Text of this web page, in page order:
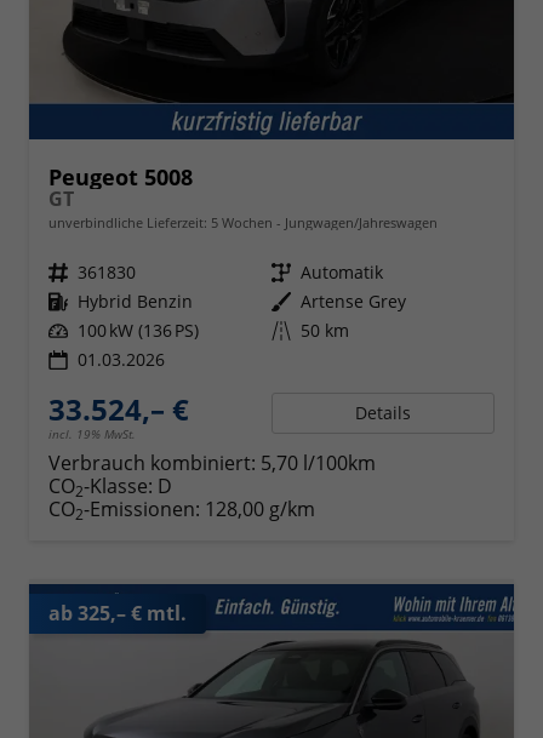
Peugeot 5008
GT
unverbindliche Lieferzeit: 5 Wochen Jungwagen/Jahreswagen
Fahrzeugnr. 361830 Getriebe Automatik
Kraftstoff Hybrid Benzin Außenfarbe Artense Grey
Leistung 100 kW (136 PS) Kilometerstand 50 km
01.03.2026
33.524,– €
incl. 19% MwSt.
Details
Verbrauch kombiniert: 5,70 l/100km
CO2-Klasse: D
CO2-Emissionen: 128,00 g/km
ab 325,– € mtl.